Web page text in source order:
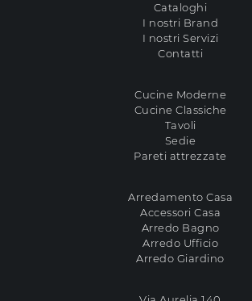
Cataloghi
I nostri Brand
I nostri Servizi
Contatti
Cucine Moderne
Cucine Classiche
Tavoli
Sedie
Pareti attrezzate
Arredamento Casa
Accessori Casa
Arredo Bagno
Arredo Ufficio
Arredo Giardino